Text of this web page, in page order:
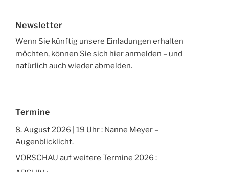
Newsletter
Wenn Sie künftig unsere Einladungen erhalten
möchten, können Sie sich hieranmelden – und
natürlich auch wiederabmelden.
Termine
8. August 2026 | 19 Uhr : Nanne Meyer –
Augenblicklicht.
VORSCHAU auf weitere Termine 2026 :